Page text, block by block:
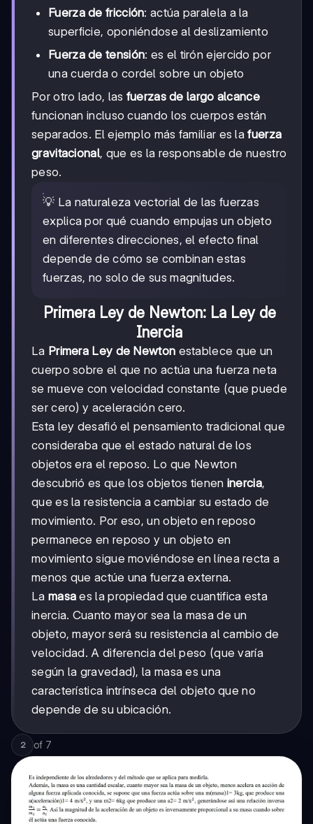
Fuerza de fricción: actúa paralela a la
superficie, oponiéndose al deslizamiento
Fuerza de tensión: es el tirón ejercido por
una cuerda o cordel sobre un objeto
Por otro lado, las fuerzas de largo alcance
funcionan incluso cuando los cuerpos están
separados. El ejemplo más familiar es lafuerza
gravitacional, que es la responsable de nuestro
peso.
💡 La naturaleza vectorial de las fuerzas
explica por qué cuando empujas un objeto
en diferentes direcciones, el efecto final
depende de cómo se combinan estas
fuerzas, no solo de sus magnitudes.
Primera Ley de Newton: La Ley de
Inercia
La Primera Ley de Newton establece que un
cuerpo sobre el que no actúa una fuerza neta
se mueve con velocidad constante (que puede
ser cero) y aceleración cero.
Esta ley desafió el pensamiento tradicional que
consideraba que el estado natural de los
objetos era el reposo. Lo que Newton
descubrió es que los objetos tienen inercia,
que es la resistencia a cambiar su estado de
movimiento. Por eso, un objeto en reposo
permanece en reposo y un objeto en
movimiento sigue moviéndose en línea recta a
menos que actúe una fuerza externa.
La masa es la propiedad que cuantifica esta
inercia. Cuanto mayor sea la masa de un
objeto, mayor será su resistencia al cambio de
velocidad. A diferencia del peso (que varía
según la gravedad), la masa es una
característica intrínseca del objeto que no
depende de su ubicación.
2 of 7